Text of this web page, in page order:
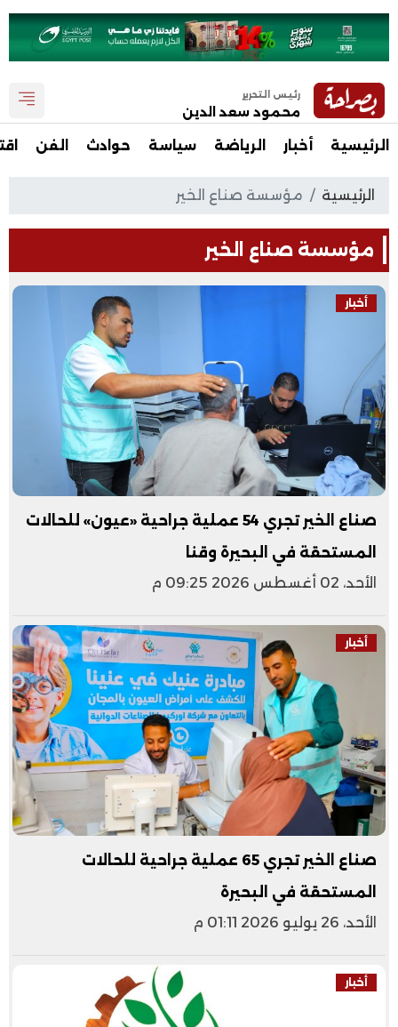
رئيس التحرير
محمود سعد الدين
الرئيسية أخبار الرياضة سياسة حوادث الفن
الرئيسية مؤسسة صناع الخير
مؤسسة صناع الخير
أخبار
صناع الخير تجري 54 عملية جراحية «عيون» للحالات
المستحقة في البحيرة وقنا
الأحد، 02 أغسطس 2026 09:25 م
أخبار
صناع الخير تجري 65 عملية جراحية للحالات
المستحقة في البحيرة
الأحد، 26 يوليو 2026 01:11 م
أخبار